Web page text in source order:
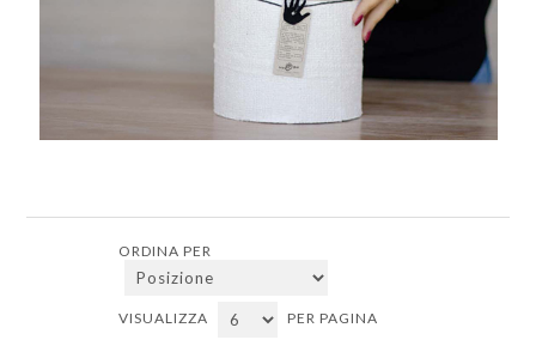
ORDINA PER
VISUALIZZA PER PAGINA